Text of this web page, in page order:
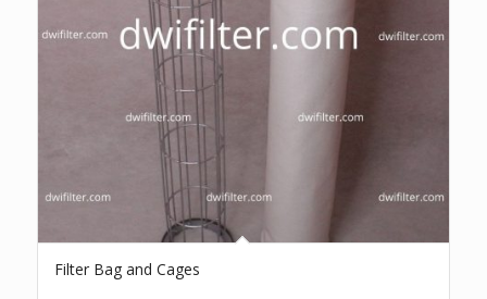
Filter Bag and Cages